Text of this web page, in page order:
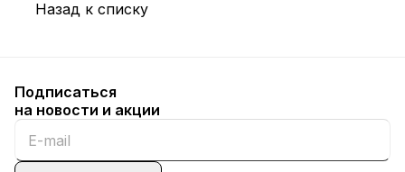
Назад к списку
Подписаться
на новости и акции